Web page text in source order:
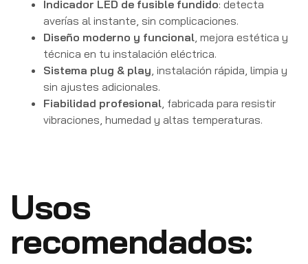
Indicador LED de fusible fundido: detecta
averías al instante, sin complicaciones.
Diseño moderno y funcional, mejora estética y
técnica en tu instalación eléctrica.
Sistema plug & play, instalación rápida, limpia y
sin ajustes adicionales.
Fiabilidad profesional, fabricada para resistir
vibraciones, humedad y altas temperaturas.
Usos
recomendados: